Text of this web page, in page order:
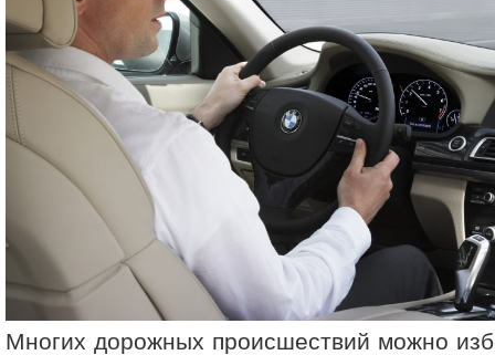
Многих дорожных происшествий можно